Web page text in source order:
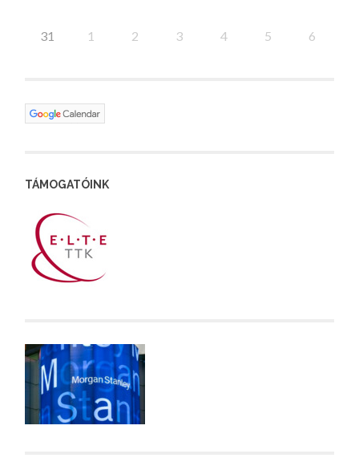
31 1 2 3 4 5 6
TÁMOGATÓINK